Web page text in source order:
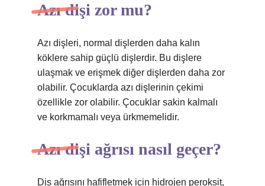
Azı dişi zor mu?
Azı dişleri, normal dişlerden daha kalın
köklere sahip güçlü dişlerdir. Bu dişlere
ulaşmak ve erişmek diğer dişlerden daha zor
olabilir. Çocuklarda azı dişlerinin çekimi
özellikle zor olabilir. Çocuklar sakin kalmalı
ve korkmamalı veya ürkmemelidir.
Azı dişi ağrısı nasıl geçer?
Diş ağrısını hafifletmek için hidrojen peroksit,